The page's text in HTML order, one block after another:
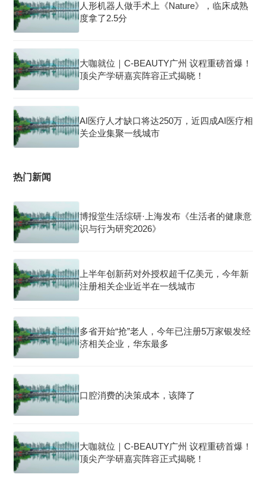
人形机器人做手术上《Nature》，临床成熟
度拿了2.5分
大咖就位｜C-BEAUTY广州 议程重磅首爆！
顶尖产学研嘉宾阵容正式揭晓！
AI医疗人才缺口将达250万，近四成AI医疗相
关企业集聚一线城市
热门新闻
博报堂生活综研·上海发布《生活者的健康意
识与行为研究2026》
上半年创新药对外授权超千亿美元，今年新
注册相关企业近半在一线城市
多省开始“抢”老人，今年已注册5万家银发经
济相关企业，华东最多
口腔消费的决策成本，该降了
大咖就位｜C-BEAUTY广州 议程重磅首爆！
顶尖产学研嘉宾阵容正式揭晓！